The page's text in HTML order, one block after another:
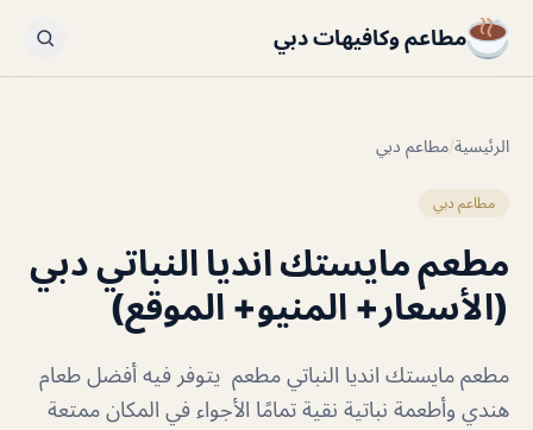
مطاعم وكافيهات دبي
الرئيسية/مطاعم دبي
مطاعم دبي
مطعم مايستك انديا النباتي دبي
(الأسعار+ المنيو+ الموقع)
مطعم مايستك انديا النباتي مطعم يتوفر فيه أفضل طعام
هندي وأطعمة نباتية نقية تمامًا الأجواء في المكان ممتعة